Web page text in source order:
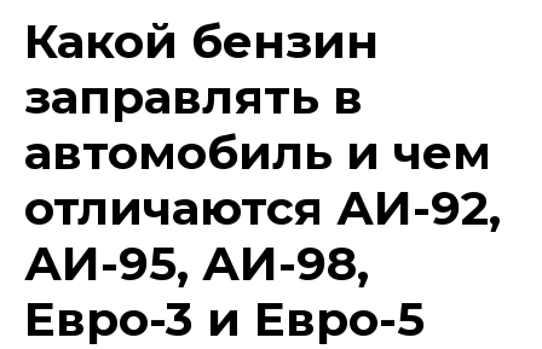
Какой бензин
заправлять в
автомобиль и чем
отличаются АИ-92,
АИ-95, АИ-98,
Евро-3 и Евро-5